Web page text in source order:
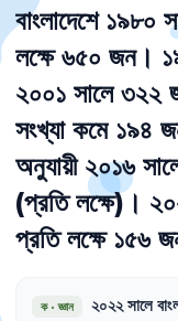
বাংলাদেশে ১৯৮০
লক্ষে ৬৫০ জন।
২০০১ সালে ৩২২
সংখ্যা কমে ১৯৪
অনুযায়ী ২০১৬
(প্রতি লক্ষে)।
প্রতি লক্ষে ১৫৬
ক·জ্ঞান ২০২২সালে